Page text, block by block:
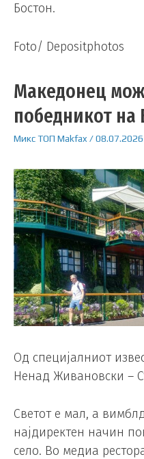
Бостон.
Foto/ Depositphotos
Македонец
победникот
МиксТОП Makfax /08.07.2026
Од специјалниот
Ненад Живановски –
Светот е мал, а
најдиректен начин
село. Во медиа